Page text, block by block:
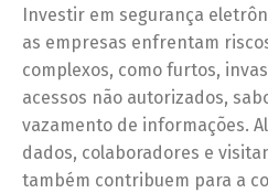
Investir em segurança
as empresas enfrentam
complexos, como furtos,
acessos não autorizados,
vazamento de informações.
dados, colaboradores e
também contribuem para a